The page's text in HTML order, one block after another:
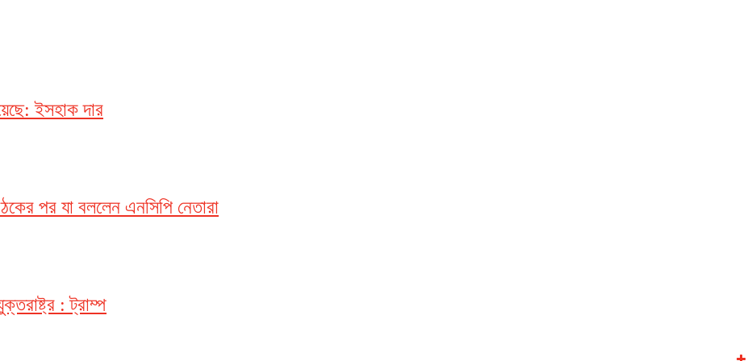
ইসহাক দার
পর যা বললেন এনসিপি নেতারা
: ট্রাম্প